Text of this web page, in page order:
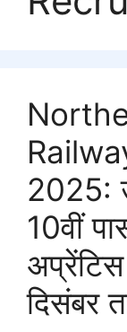
2025:
10वीं
दिसंबर